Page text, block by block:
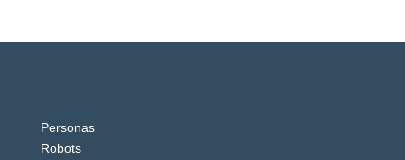
Personas
Robots